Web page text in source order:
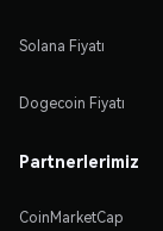
Solana Fiyatı
Dogecoin Fiyatı
Partnerlerimiz
CoinMarketCap